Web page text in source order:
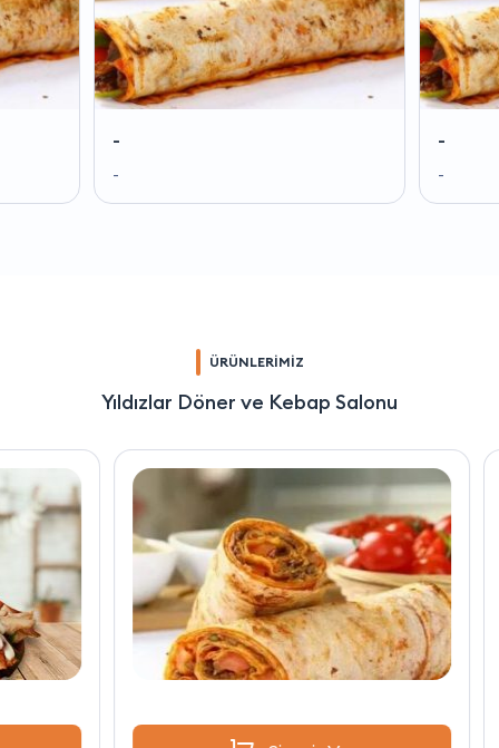
-
-
-
-
ÜRÜNLERİMİZ
Yıldızlar Döner ve Kebap Salonu